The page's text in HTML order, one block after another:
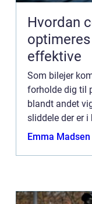
Hvordan
effektive
Som bilejer
forholde dig til
blandt andet
sliddele der er
bilen får den
Emma Madsen